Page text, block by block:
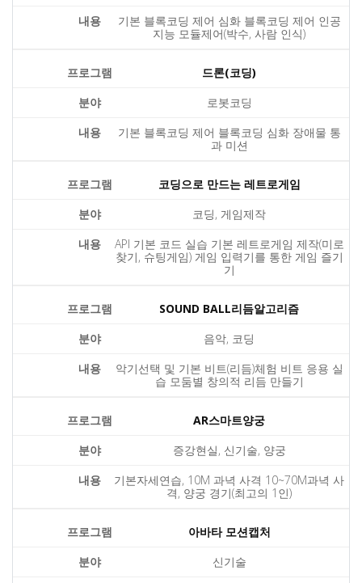
기본 블록코딩 제어 심화 블록코딩 제어 인공
지능 모듈제어(박수, 사람 인식)
드론(코딩)
로봇코딩
기본 블록코딩 제어 블록코딩 심화 장애물 통
과 미션
코딩으로 만드는 레트로게임
코딩, 게임제작
API 기본 코드 실습 기본 레트로게임 제작(미로
찾기, 슈팅게임) 게임 입력기를 통한 게임 즐기
기
SOUND BALL리듬알고리즘
음악, 코딩
악기선택 및 기본 비트(리듬)체험 비트 응용 실
습 모둠별 창의적 리듬 만들기
AR스마트양궁
증강현실, 신기술, 양궁
기본자세연습, 10M 과녁 사격 10~70M과녁 사
격, 양궁 경기(최고의 1인)
아바타 모션캡처
신기술